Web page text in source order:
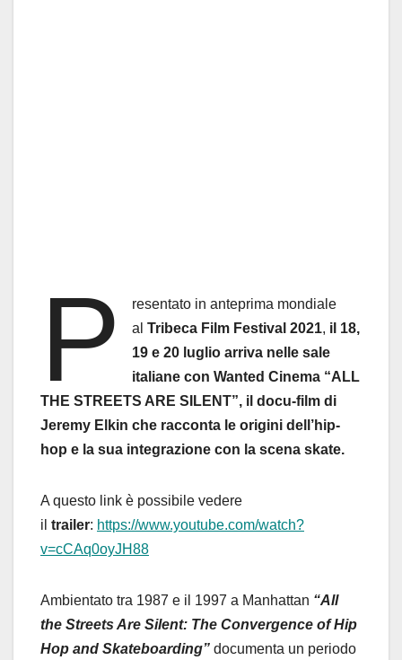
P
resentato in anteprima mondiale
alTribeca Film Festival 2021, il 18,
19 e 20 luglio arriva nelle sale
italiane con Wanted Cinema “ALL
THE STREETS ARE SILENT”, il docu-film di
Jeremy Elkin che racconta le origini dell’hip-
hop e la sua integrazione con la scena skate.
A questo link è possibile vedere
il trailer: https://www.youtube.com/watch?
v=cCAq0oyJH88
Ambientato tra 1987 e il 1997 a Manhattan “All
the Streets Are Silent: The Convergence of Hip
Hop and Skateboarding” documenta un periodo